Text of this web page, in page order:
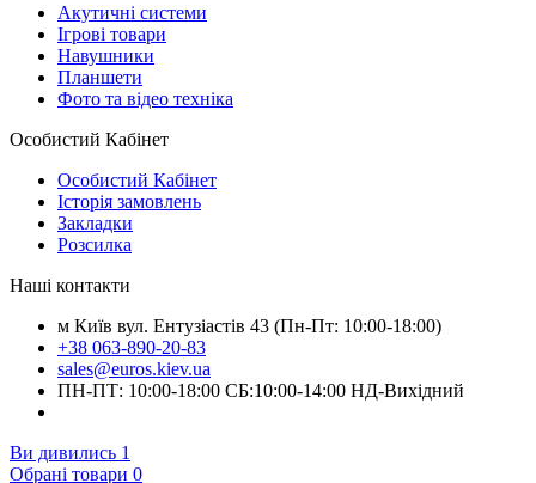
Акутичні системи
Ігрові товари
Навушники
Планшети
Фото та відео техніка
Особистий Кабінет
Особистий Кабінет
Історія замовлень
Закладки
Розсилка
Наші контакти
м Київ вул. Ентузіастів 43 (Пн-Пт: 10:00-18:00)
+38 063-890-20-83
sales@euros.kiev.ua
ПН-ПТ: 10:00-18:00 СБ:10:00-14:00 НД-Вихідний
Ви дивились 1
Обрані товари 0